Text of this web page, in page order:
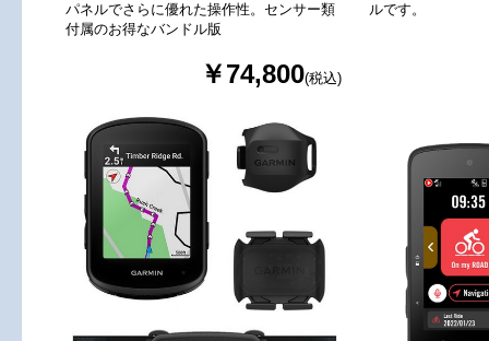
パネルでさらに優れた操作性。センサー類
付属のお得なバンドル版
￥74,800(税込)
ルです。